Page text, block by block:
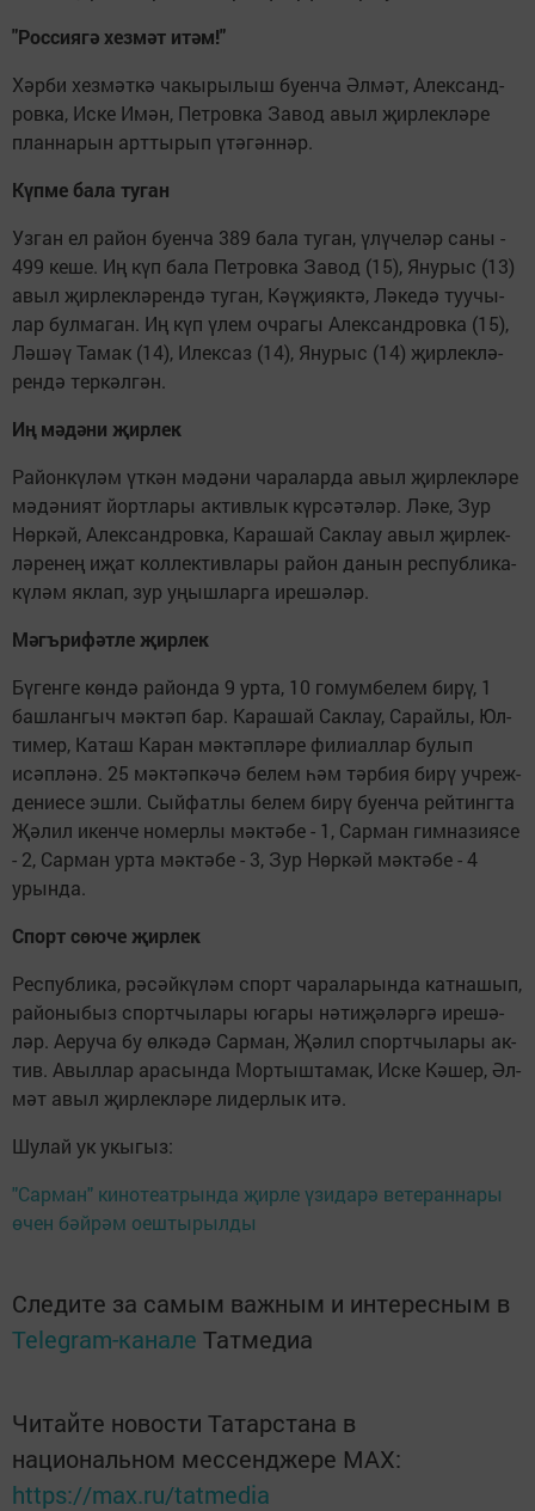
"Рос­си­я­гә хез­мәт итәм!"
Хәр­би хез­мәт­кә ча­кы­ры­лыш бу­ен­ча Әл­мәт, Алек­санд­
ров­ка, Ис­ке Имән, Пет­ров­ка За­вод авыл җир­лек­лә­ре
план­на­рын арт­ты­рып үтә­гән­нәр.
Күп­ме ба­ла ту­ган
Уз­ган ел ра­йон бу­ен­ча 389 ба­ла ту­ган, үлү­че­ләр са­ны -
499 ке­ше. Иң күп ба­ла Пет­ров­ка За­вод (15), Яну­рыс (13)
авыл җир­лек­лә­рен­дә ту­ган, Кәү­җи­як­тә, Лә­ке­дә туу­чы­
лар бул­ма­ган. Иң күп үлем оч­ра­гы Алек­санд­ров­ка (15),
Лә­шәү Та­мак (14), Илек­саз (14), Яну­рыс (14) җир­лек­лә­
рен­дә тер­кәл­гән.
Иң мә­дә­ни җир­лек
Ра­йон­кү­ләм үт­кән мә­дә­ни ча­ра­лар­да авыл җир­лек­лә­ре
мә­дә­ни­ят йорт­ла­ры ак­тив­лык күр­сә­тә­ләр. Лә­ке, Зур
Нөр­кәй, Алек­санд­ров­ка, Ка­ра­шай Сак­лау авыл җир­лек­
лә­ре­нең иҗат кол­лек­тив­ла­ры ра­йон да­нын рес­пуб­ли­ка­
кү­ләм як­лап, зур уңыш­лар­га ире­шә­ләр.
Мәгъ­ри­фәт­ле җир­лек
Бү­ген­ге көн­дә ра­йон­да 9 ур­та, 10 го­мум­бе­лем би­рү, 1
баш­лан­гыч мәк­тәп бар. Ка­ра­шай Сак­лау, Са­рай­лы, Юл­
ти­мер, Ка­таш Ка­ран мәк­тәп­лә­ре фи­ли­ал­лар бу­лып
исәп­лә­нә. 25 мәк­тәп­кә­чә бе­лем һәм тәр­бия би­рү уч­реж­
де­ни­е­се эш­ли. Сый­фат­лы бе­лем би­рү бу­ен­ча рей­тинг­та
Җә­лил икен­че но­мер­лы мәк­тә­бе - 1, Сар­ман гим­на­зи­я­се
- 2, Сар­ман ур­та мәк­тә­бе - 3, Зур Нөр­кәй мәк­тә­бе - 4
урын­да.
Спорт сө­ю­че җир­лек
Рес­пуб­ли­ка, рә­сәй­кү­ләм спорт ча­ра­ла­рын­да кат­на­шып,
ра­йо­ны­быз спорт­чы­ла­ры юга­ры нә­ти­җә­ләр­гә ире­шә­
ләр. Ае­ру­ча бу өл­кә­дә Сар­ман, Җә­лил спорт­чы­ла­ры ак­
тив. Авыл­лар ара­сын­да Мор­тыш­та­мак, Ис­ке Кә­шер, Әл­
мәт авыл җир­лек­лә­ре ли­дер­лык итә.
Шулай ук укыгыз:
"Сарман" кинотеатрында җирле үзидарә ветераннары
өчен бәйрәм оештырылды
Следите за самым важным и интересным в
Telegram-канале Татмедиа
Читайте новости Татарстана в
национальном мессенджере MАХ:
https://max.ru/tatmedia